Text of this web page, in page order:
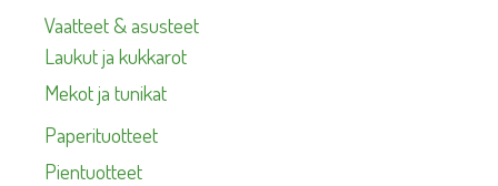
Vaatteet & asusteet
Laukut ja kukkarot
Mekot ja tunikat
Paperituotteet
Pientuotteet